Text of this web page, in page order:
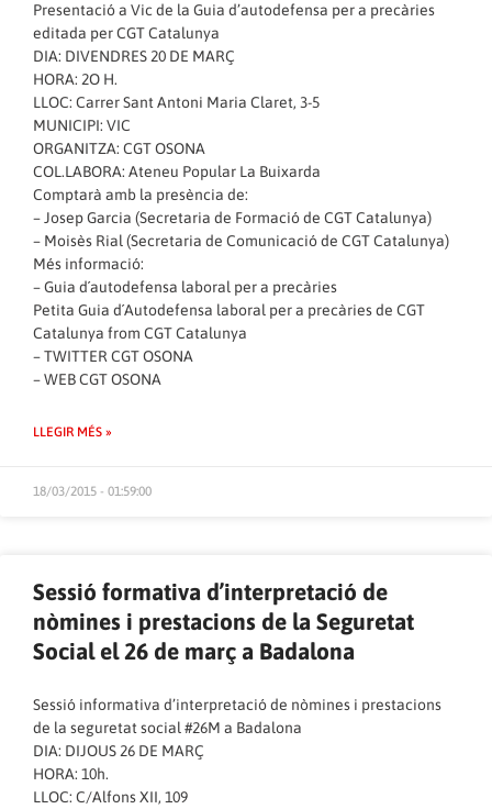
Presentació a Vic de la Guia d’autodefensa per a precàries
editada per CGT Catalunya
DIA: DIVENDRES 20 DE MARÇ
HORA: 2O H.
LLOC: Carrer Sant Antoni Maria Claret, 3-5
MUNICIPI: VIC
ORGANITZA: CGT OSONA
COL.LABORA: Ateneu Popular La Buixarda
Comptarà amb la presència de:
– Josep Garcia (Secretaria de Formació de CGT Catalunya)
– Moisès Rial (Secretaria de Comunicació de CGT Catalunya)
Més informació:
–Guia d´autodefensa laboral per a precàries
Petita Guia d´Autodefensa laboral per a precàries de CGT
Catalunya from CGT Catalunya
–TWITTER CGT OSONA
–WEB CGT OSONA
LLEGIR MÉS »
18/03/2015 - 01:59:00
Sessió formativa d’interpretació de
nòmines i prestacions de la Seguretat
Social el 26 de març a Badalona
Sessió informativa d’interpretació de nòmines i prestacions
de la seguretat social #26M a Badalona
DIA: DIJOUS 26 DE MARÇ
HORA: 10h.
LLOC: C/Alfons XII, 109